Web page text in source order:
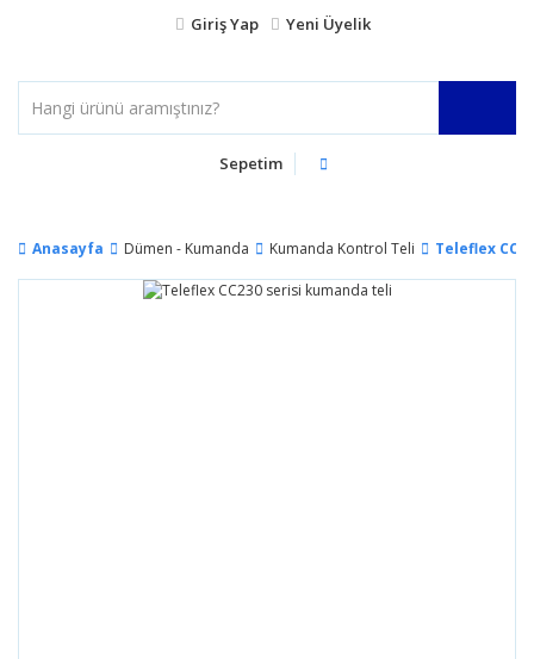
Giriş Yap Yeni Üyelik
Sepetim
Anasayfa Dümen - Kumanda Kumanda Kontrol Teli Teleflex